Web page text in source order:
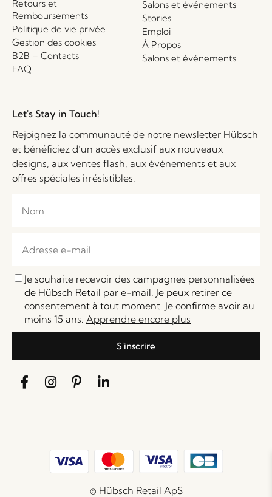
Retours et
Remboursements
Politique de vie privée
Gestion des cookies
B2B – Contacts
FAQ
Salons et événements
Stories
Emploi
Á Propos
Salons et événements
Let's Stay in Touch!
Rejoignez la communauté de notre newsletter Hübsch
et bénéficiez d’un accès exclusif aux nouveaux
designs, aux ventes flash, aux événements et aux
offres spéciales irrésistibles.
Je souhaite recevoir des campagnes personnalisées
de Hübsch Retail par e-mail. Je peux retirer ce
consentement à tout moment. Je confirme avoir au
moins 15 ans. Apprendre encore plus
S'inscrire
© Hübsch Retail ApS